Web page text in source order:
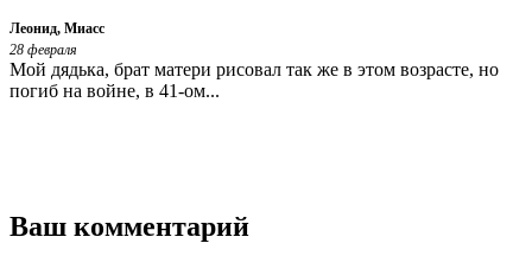
Леонид, Миасс
28 февраля
Мой дядька, брат матери рисовал так же в этом возрасте, но
погиб на войне, в 41-ом...
Ваш комментарий